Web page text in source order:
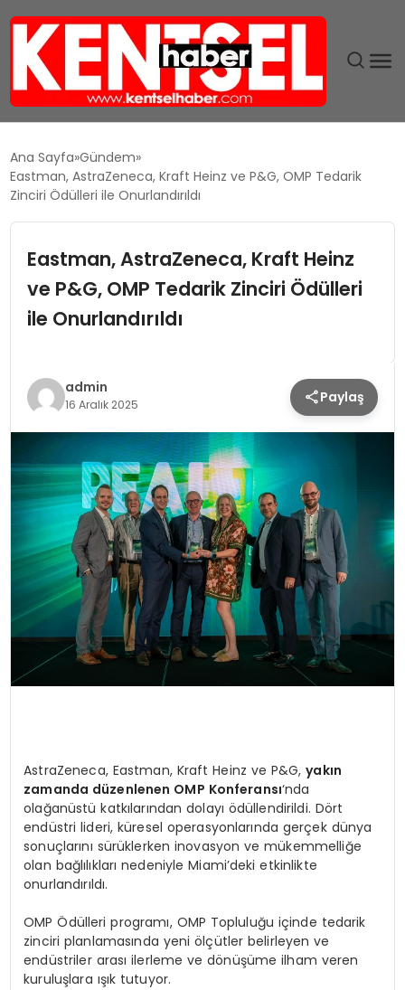
GÜNDEM
EĞITIM
MAGAZIN
KÜLTÜR & SANAT
SPOR
SAĞLIK
Ana Sayfa Gündem
Eastman, AstraZeneca, Kraft Heinz ve P&G, OMP Tedarik
Zinciri Ödülleri ile Onurlandırıldı
Eastman, AstraZeneca, Kraft Heinz
ve P&G, OMP Tedarik Zinciri Ödülleri
ile Onurlandırıldı
admin
16 Aralık 2025 Paylaş
AstraZeneca, Eastman, Kraft Heinz ve P&G,yakın
zamanda düzenlenen OMP Konferansı‘nda
olağanüstü katkılarından dolayı ödüllendirildi. Dört
endüstri lideri, küresel operasyonlarında gerçek dünya
sonuçlarını sürüklerken inovasyon ve mükemmelliğe
olan bağlılıkları nedeniyle Miami’deki etkinlikte
onurlandırıldı.
OMP Ödülleri programı, OMP Topluluğu içinde tedarik
zinciri planlamasında yeni ölçütler belirleyen ve
endüstriler arası ilerleme ve dönüşüme ilham veren
kuruluşlara ışık tutuyor.